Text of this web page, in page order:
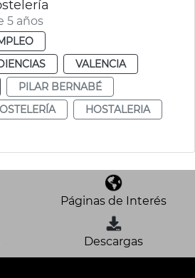
5 años
VALENCIA
PILAR BERNABÉ
HOSTALERIA
Páginas de Interés
Descargas